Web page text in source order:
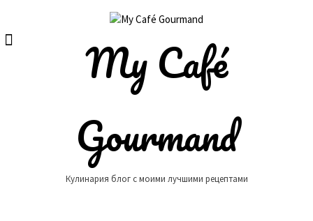
content
My Café
Gourmand
Кулинария блог с моими лучшими рецептами